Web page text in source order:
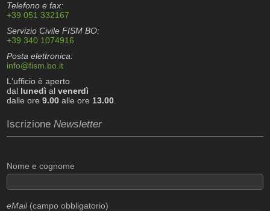
Telefono e fax:
+39 051 332167
Servizio Civile FISM BO:
+39 340 1074916
Posta elettronica:
info@fism.bo.it
L'ufficio è aperto
dal lunedì alvenerdì
dalle ore9.00 alle ore 13.00.
IscrizioneNewsletter
Nome e cognome
eMail(campo obbligatorio)